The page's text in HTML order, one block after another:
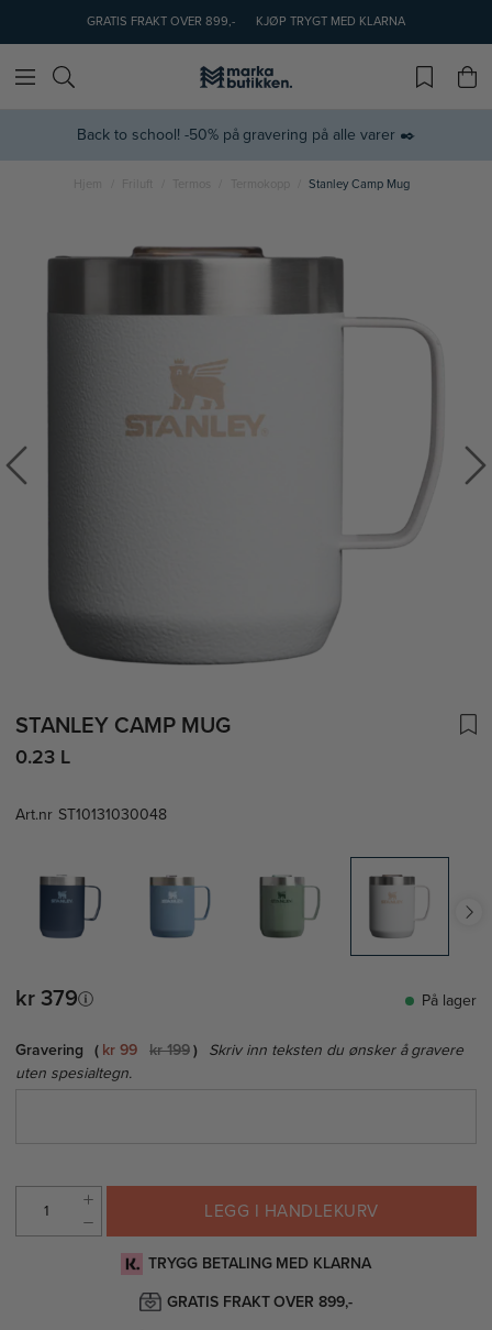
GRATIS FRAKT OVER 899,- KJØP TRYGT MED KLARNA
Back to school! -50% på gravering på alle varer ✒️
Hjem Friluft Termokopp Stanley Camp Mug
STANLEY CAMP MUG
0.23 L
Art.nr ST10131030048
kr 379 På lager
Gravering kr 99 kr 199
Skriv inn teksten du ønsker å gravere
uten spesialtegn.
LEGG I HANDLEKURV
TRYGG BETALING MED KLARNA
GRATIS FRAKT OVER 899,-